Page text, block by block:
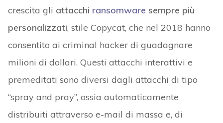
crescita gli attacchi ransomware sempre più
personalizzati, stile Copycat, che nel 2018 hanno
consentito ai criminal hacker di guadagnare
milioni di dollari. Questi attacchi interattivi e
premeditati sono diversi dagli attacchi di tipo
“spray and pray”, ossia automaticamente
distribuiti attraverso e-mail di massa e, di